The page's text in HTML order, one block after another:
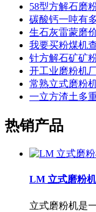
58型方解石磨
碳酸钙一吨有
生石灰雷蒙磨
我要买粉煤机
针方解石矿矿
开工业磨粉机
常熟立式磨粉
一立方渣土多
热销产品
LM 立式磨粉机
立式磨粉机是